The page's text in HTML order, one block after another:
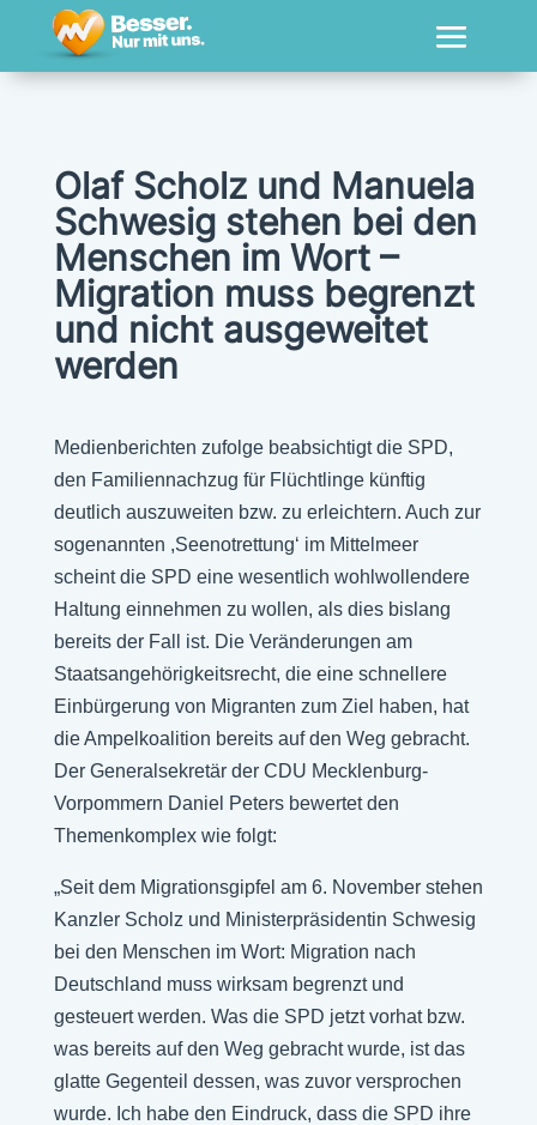
Olaf Scholz und Manuela
Schwesig stehen bei den
Menschen im Wort –
Migration muss begrenzt
und nicht ausgeweitet
werden
Medienberichten zufolge beabsichtigt die SPD,
den Familiennachzug für Flüchtlinge künftig
deutlich auszuweiten bzw. zu erleichtern. Auch zur
sogenannten ,Seenotrettung‘ im Mittelmeer
scheint die SPD eine wesentlich wohlwollendere
Haltung einnehmen zu wollen, als dies bislang
bereits der Fall ist. Die Veränderungen am
Staatsangehörigkeitsrecht, die eine schnellere
Einbürgerung von Migranten zum Ziel haben, hat
die Ampelkoalition bereits auf den Weg gebracht.
Der Generalsekretär der CDU Mecklenburg-
Vorpommern Daniel Peters bewertet den
Themenkomplex wie folgt:
„Seit dem Migrationsgipfel am 6. November stehen
Kanzler Scholz und Ministerpräsidentin Schwesig
bei den Menschen im Wort: Migration nach
Deutschland muss wirksam begrenzt und
gesteuert werden. Was die SPD jetzt vorhat bzw.
was bereits auf den Weg gebracht wurde, ist das
glatte Gegenteil dessen, was zuvor versprochen
wurde. Ich habe den Eindruck, dass die SPD ihre